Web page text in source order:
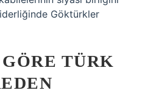
Göktürkler
TÜRK